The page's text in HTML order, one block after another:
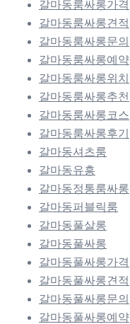
갈마동룸싸롱가격
갈마동룸싸롱견적
갈마동룸싸롱문의
갈마동룸싸롱예약
갈마동룸싸롱위치
갈마동룸싸롱추천
갈마동룸싸롱코스
갈마동룸싸롱후기
갈마동셔츠룸
갈마동유흥
갈마동정통룸싸롱
갈마동퍼블릭룸
갈마동풀살롱
갈마동풀싸롱
갈마동풀싸롱가격
갈마동풀싸롱견적
갈마동풀싸롱문의
갈마동풀싸롱예약